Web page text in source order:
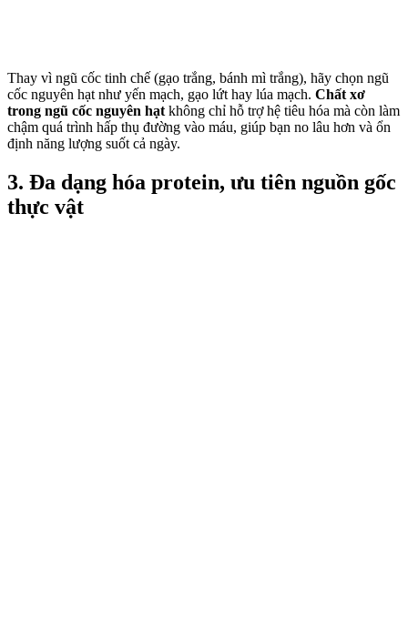
Thay vì ngũ cốc tinh chế (gạo trắng, bánh mì trắng), hãy chọn ngũ
cốc nguyên hạt như yến mạch, gạo lứt hay lúa mạch. Chất xơ
trong ngũ cốc nguyên hạtkhông chỉ hỗ trợ hệ tiêu hóa mà còn làm
chậm quá trình hấp thụ đường vào máu, giúp bạn no lâu hơn và ổn
định năng lượng suốt cả ngày.
3. Đa dạng hóa protein, ưu tiên nguồn gốc
thực vật